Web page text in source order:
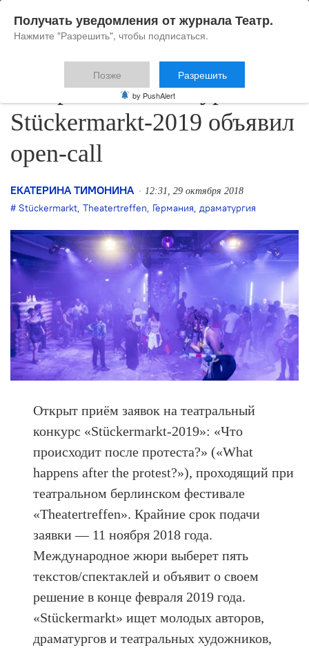
Театральный конкурс
Stückermarkt-2019 объявил
open-call
ЕКАТЕРИНА ТИМОНИНА 12:31, 29 октября 2018
Stückermarkt, Theatertreffen, Германия, драматургия
Открыт приём заявок на театральный
конкурс «Stückermarkt-2019»: «Что
происходит после протеста?» («What
happens after the protest?»), проходящий при
театральном берлинском фестивале
«Theatertreffen». Крайние срок подачи
заявки — 11 ноября 2018 года.
Международное жюри выберет пять
текстов/спектаклей и объявит о своем
решение в конце февраля 2019 года.
«Stückermarkt» ищет молодых авторов,
драматургов и театральных художников,
Получать уведомления от журнала Театр.
Нажмите "Разрешить", чтобы подписаться.
Позже Разрешить
by PushAlert